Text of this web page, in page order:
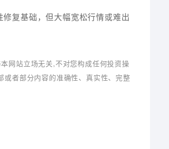
复基础，但大幅宽松行情或难出
网站立场无关,不对您构成任何投资操
者部分内容的准确性、真实性、完整